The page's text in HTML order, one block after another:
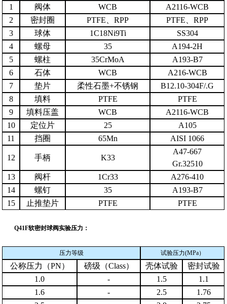
1 阀体 WCB
A2116-WCB
2
密封圈 PTFE 、RPP PTFE 、RPP
3
球体 1C18Ni9Ti
SS304
4
螺母 35
A194-2H
5
螺柱 35CrMoA
A193-B7
6
石体 WCB
A216-WCB
7
垫片 柔性石墨+不锈钢
B12.10-304F/.G
8
填料 PTFE
PTFE
9
填料压盖 WCB
A2116-WCB
10
定位片 25
A105
11
挡圈 65Mn AISI 1066
12 手柄 K33
A47-667
Gr.32510
13
阀杆 1Cr33
A276-410
14
螺钉 35
A193-B7
15
止推垫片 PTFE PTFE
Q41F软密封球阀实验压力：
压力等级 试验压力(MPa）
公称压力（PN） 磅级（Class） 壳体试验
密封试验
1.0
- 1.5
1.1
1.6
- 2.5
1.76